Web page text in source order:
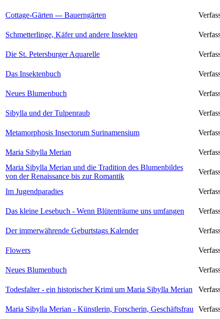
Cottage-Gärten --- Bauerngärten
Schmetterlinge, Käfer und andere Insekten
Die St. Petersburger Aquarelle
Das Insektenbuch
Neues Blumenbuch
Sibylla und der Tulpenraub
Metamorphosis Insectorum Surinamensium
Maria Sibylla Merian
Maria Sibylla Merian und die Tradition des Blumenbildes
von der Renaissance bis zur Romantik
Im Jugendparadies
Das kleine Lesebuch - Wenn Blütenträume uns umfangen
Der immerwährende Geburtstags Kalender
Flowers
Neues Blumenbuch
Todesfalter - ein historischer Krimi um Maria Sibylla Merian
Maria Sibylla Merian - Künstlerin, Forscherin, Geschäftsfrau